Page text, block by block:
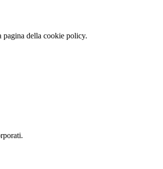
pagina della cookie policy.